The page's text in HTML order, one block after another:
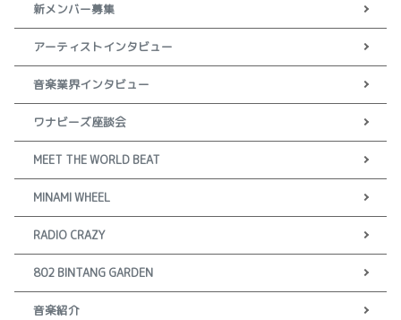
新メンバー募集
アーティストインタビュー
音楽業界インタビュー
ワナビーズ座談会
MEET THE WORLD BEAT
MINAMI WHEEL
RADIO CRAZY
802 BINTANG GARDEN
音楽紹介